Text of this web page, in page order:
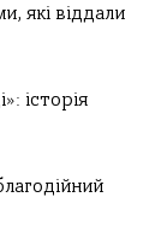
які віддали
історія